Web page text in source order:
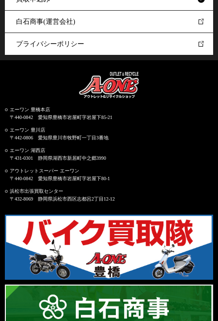
白石商事(運営会社)
プライバシーポリシー
エーワン 豊橋本店
〒440-0842 愛知県豊橋市岩屋町字岩屋下85-21
エーワン 豊川店
〒442-0806 愛知県豊川市牧野町一丁目3番地
エーワン 湖西店
〒431-0301 静岡県湖西市新居町中之郷3990
アウトレットスーパー エーワン
〒440-0842 愛知県豊橋市岩屋町字岩屋下80-1
浜松市出張買取センター
〒432-8069 静岡県浜松市西区志都呂2丁目12-12